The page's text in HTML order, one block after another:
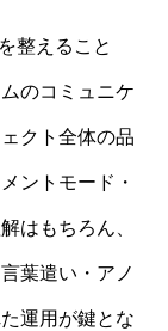
整えること
のコミュニケ
クト全体の品
ントモード・
はもちろん、
葉遣い・アノ
運用が鍵とな